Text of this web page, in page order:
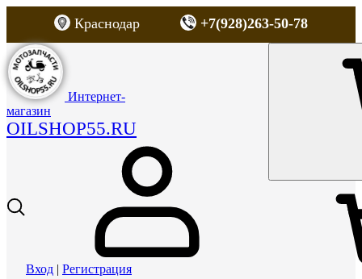
Краснодар +7(928)263-50-78
Интернет-
магазин
OILSHOP55.RU
Вход | Регистрация